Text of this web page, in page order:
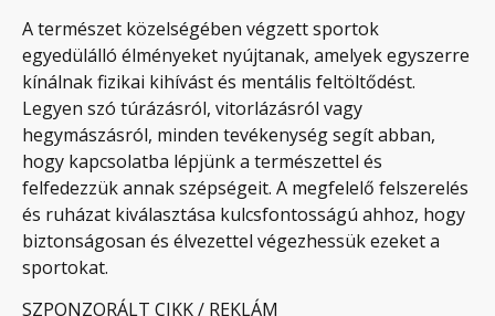
A természet közelségében végzett sportok
egyedülálló élményeket nyújtanak, amelyek egyszerre
kínálnak fizikai kihívást és mentális feltöltődést.
Legyen szó túrázásról, vitorlázásról vagy
hegymászásról, minden tevékenység segít abban,
hogy kapcsolatba lépjünk a természettel és
felfedezzük annak szépségeit. A megfelelő felszerelés
és ruházat kiválasztása kulcsfontosságú ahhoz, hogy
biztonságosan és élvezettel végezhessük ezeket a
sportokat.
SZPONZORÁLT CIKK / REKLÁM